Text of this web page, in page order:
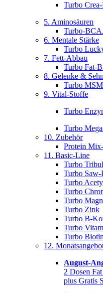
Turbo
5. Aminosäuren
Turbo-
6. Mentale Stärke
Turbo
7. Fett-Abbau
Turbo Fat-
8. Gelenke &
Turbo
9. Vital-Stoffe
Turbo
Turbo
10. Zubehör
Protein
11. Basic-Line
Turbo
Turbo Saw-
Turbo
Turbo
Turbo
Turbo Zink
Turbo B-
Turbo
Turbo Biotin
12.
August-
2 Dosen
plus Gratis